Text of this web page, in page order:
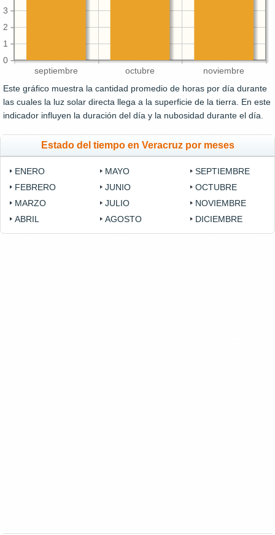
septiembre octubre noviembre
0
1
2
3
Este gráfico muestra la cantidad promedio de horas por día durante
las cuales la luz solar directa llega a la superficie de la tierra. En este
indicador influyen la duración del día y la nubosidad durante el día.
Estado del tiempo en Veracruz por meses
ENERO
FEBRERO
MARZO
ABRIL
MAYO
JUNIO
JULIO
AGOSTO
SEPTIEMBRE
OCTUBRE
NOVIEMBRE
DICIEMBRE